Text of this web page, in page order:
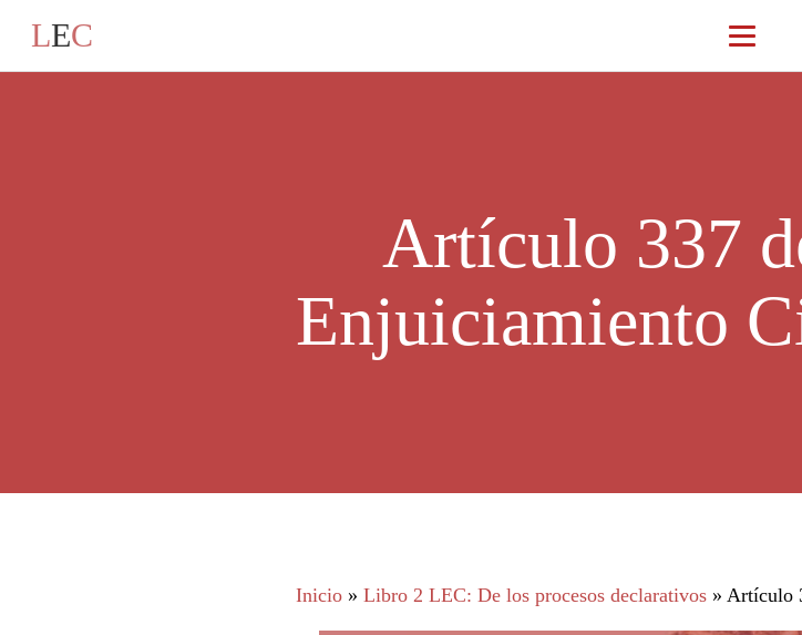
LEC
Artículo 337
Enjuiciamiento
Inicio » Libro 2 LEC: De los procesos declarativos » Artículo